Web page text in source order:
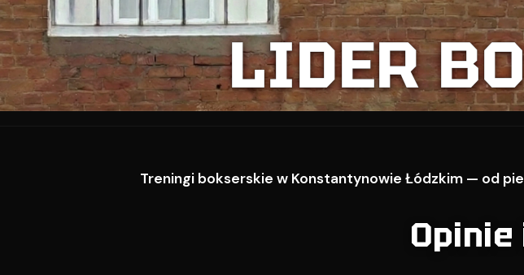
LIDER
Treningi bokserskie w Konstantynowie Łódzkim — od